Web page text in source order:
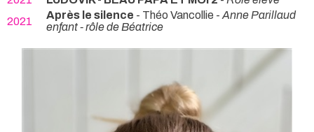
2021
Après le silence - Théo Vancollie - Anne Parillaud
enfant - rôle de Béatrice